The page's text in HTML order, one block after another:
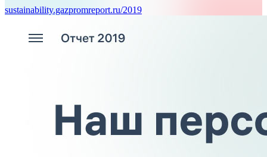
sustainability.gazpromreport.ru/2019